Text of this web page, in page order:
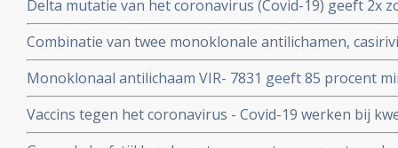
keer. Dit toont groot onderzoek aan uit Israel
Delta mutatie van het coronavirus (Covid-19) geeft 2x
vs 4 procent) op ernstige ziekte dan de Alpha mutatie.
Combinatie van twee monoklonale antilichamen,
COV) kan ernstig zieke Covid-19 patienten die zelf
behoeden voor overlijden
Monoklonaal antilichaam VIR- 7831 geeft 85 procent
overlijden bij patienten met het coronavirus - COVID-
vergelijking met placebo
Vaccins tegen het coronavirus - Covid-19 werken bij
kankerpatienten onvoldoende blijkt uit groot